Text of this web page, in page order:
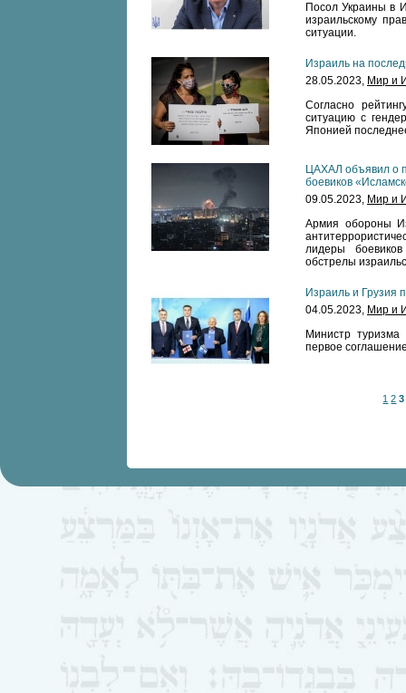
Посол Украины в
израильскому
ситуации.
Израиль на
28.05.2023, Мир и
Согласно
ситуацию с
Японией
ЦАХАЛ объявил о
боевиков
09.05.2023, Мир и
Армия обороны
лидеры
обстрелы
Израиль и Грузия
04.05.2023, Мир и
Министр
первое
1 2 3